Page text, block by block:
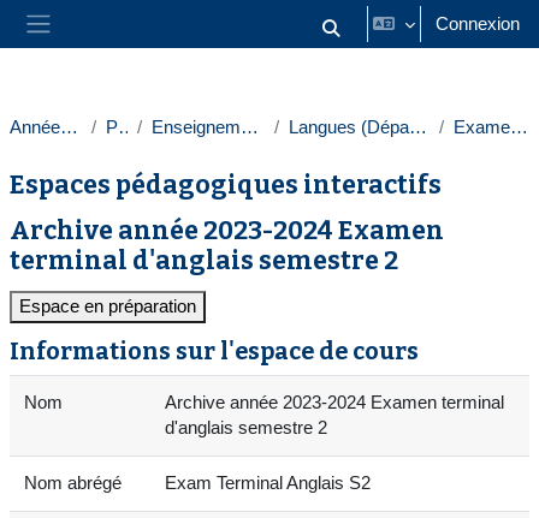
Passer au contenu principal
Panneau latéral Activer/désactiver la saisie
Connexion
Année 2023-2024 Paris 1 Enseignements transversaux Langues (Département des langues) Examens terminaux
Espaces pédagogiques interactifs
Archive année 2023-2024 Examen
terminal d'anglais semestre 2
Espace en préparation
Informations sur l'espace de cours
Nom
Archive année 2023-2024 Examen terminal
d'anglais semestre 2
Nom abrégé Exam Terminal Anglais S2